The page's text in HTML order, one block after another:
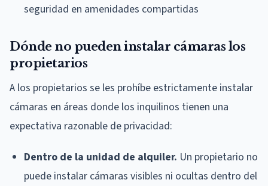
seguridad en amenidades compartidas
Dónde no pueden instalar cámaras los
propietarios
A los propietarios se les prohíbe estrictamente instalar
cámaras en áreas donde los inquilinos tienen una
expectativa razonable de privacidad:
Dentro de la unidad de alquiler. Un propietario no
puede instalar cámaras visibles ni ocultas dentro del